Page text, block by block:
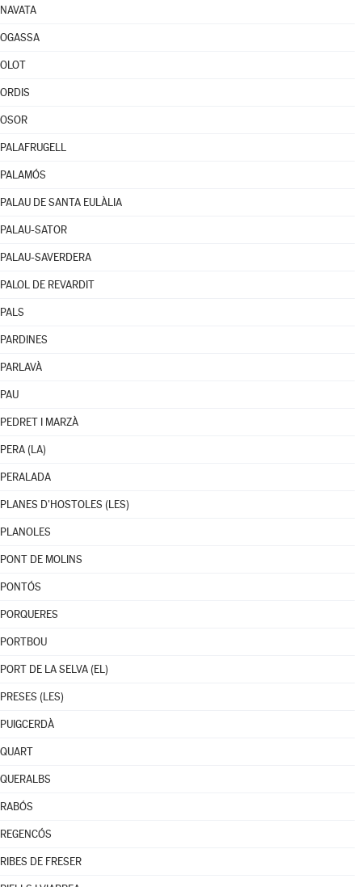
NAVATA
OGASSA
OLOT
ORDIS
OSOR
PALAFRUGELL
PALAMÓS
PALAU DE SANTA EULÀLIA
PALAU-SATOR
PALAU-SAVERDERA
PALOL DE REVARDIT
PALS
PARDINES
PARLAVÀ
PAU
PEDRET I MARZÀ
PERA (LA)
PERALADA
PLANES D'HOSTOLES (LES)
PLANOLES
PONT DE MOLINS
PONTÓS
PORQUERES
PORTBOU
PORT DE LA SELVA (EL)
PRESES (LES)
PUIGCERDÀ
QUART
QUERALBS
RABÓS
REGENCÓS
RIBES DE FRESER